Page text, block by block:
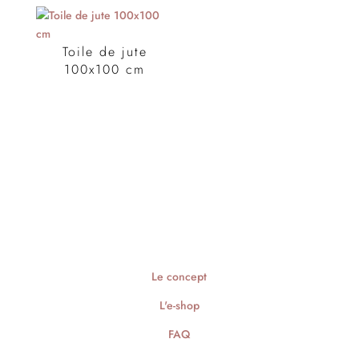
Toile de jute
100x100 cm
Le concept
L'e-shop
FAQ